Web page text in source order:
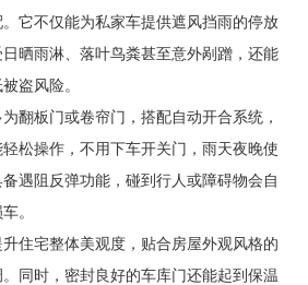
它不仅能为私家车提供遮风挡雨的停放
晒雨淋、落叶鸟粪甚至意外剐蹭，还能
盗风险。
翻板门或卷帘门，搭配自动开合系统，
松操作，不用下车开关门，雨天夜晚使
遇阻反弹功能，碰到行人或障碍物会自
。
住宅整体美观度，贴合房屋外观风格的
同时，密封良好的车库门还能起到保温